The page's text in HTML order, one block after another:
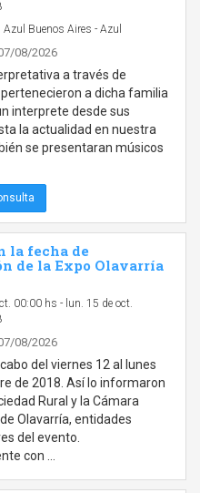
Buenos Aires - Azul
08/2026
a través de
a dicha familia
interprete desde sus
la actualidad en nuestra
se presentaran músicos
la fecha de
de la Expo Olavarría
00:00 hs - lun. 15 de oct.
08/2026
del viernes 12 al lunes
de 2018. Así lo informaron
Rural y la Cámara
Olavarría, entidades
del evento.
con …